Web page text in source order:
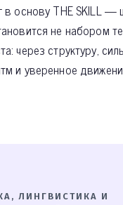
в основу THE SKILL —
не набором
через структуру,
и уверенное
ЛИНГВИСТИКА И